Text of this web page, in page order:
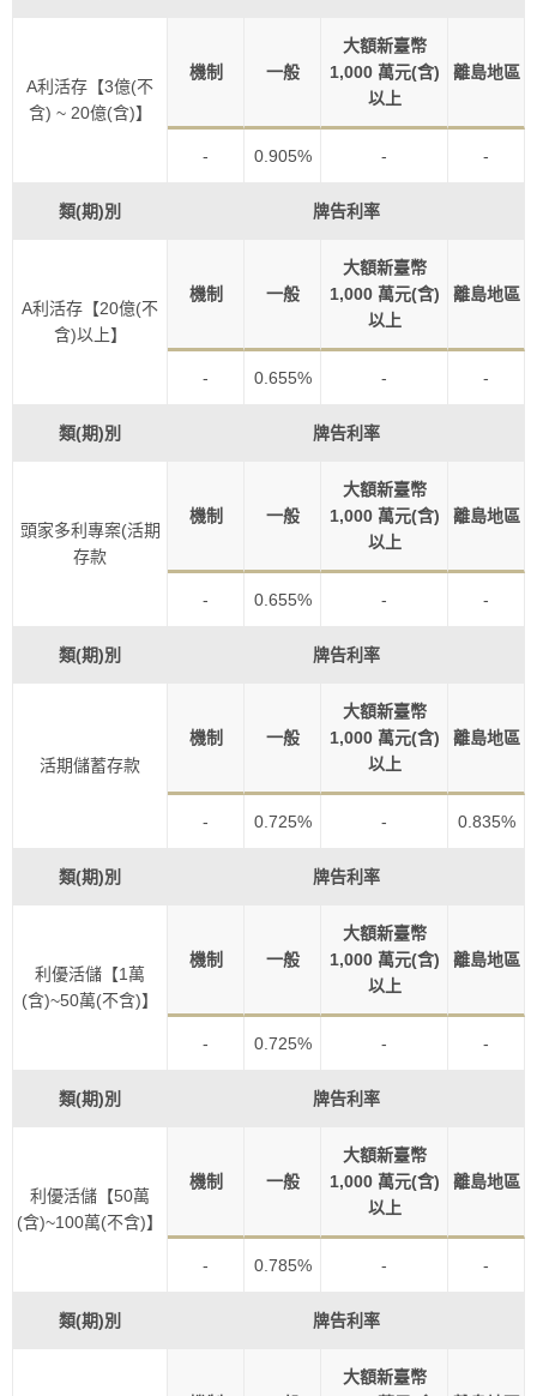
A利活存【3億(不
含) ~ 20億(含)】
機制 一般
大額新臺幣
1,000 萬元(含)
以上
離島地區
- 0.905% - -
類(期)別 牌告利率
A利活存【20億(不
含)以上】
機制 一般
大額新臺幣
1,000 萬元(含)
以上
離島地區
- 0.655% - -
類(期)別 牌告利率
頭家多利專案(活期
存款
機制 一般
大額新臺幣
1,000 萬元(含)
以上
離島地區
- 0.655% - -
類(期)別 牌告利率
活期儲蓄存款
機制 一般
大額新臺幣
1,000 萬元(含)
以上
離島地區
- 0.725% - 0.835%
類(期)別 牌告利率
利優活儲【1萬
(含)~50萬(不含)】
機制 一般
大額新臺幣
1,000 萬元(含)
以上
離島地區
- 0.725% - -
類(期)別 牌告利率
利優活儲【50萬
(含)~100萬(不含)】
機制 一般
大額新臺幣
1,000 萬元(含)
以上
離島地區
- 0.785% - -
類(期)別 牌告利率
大額新臺幣